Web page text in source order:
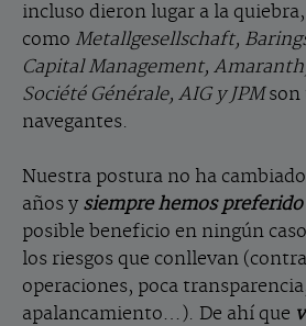
incluso dieron lugar a la
como Metallgesellschaft,
Capital Management,
Société Générale, AIG y JPMson
navegantes.
Nuestra postura no ha
años y siempre hemos
posible beneficio en ningún
los riesgos que conllevan
operaciones, poca
apalancamiento…). De ahí que